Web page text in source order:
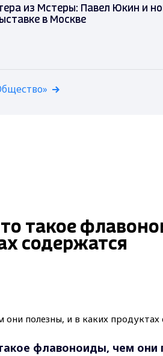
из Мстеры: Павел Юкин и
в Москве
такое
содержатся
флавоноиды, чем они